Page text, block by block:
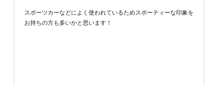
スポーツカーなどによく使われているためスポーティーな印象を
お持ちの方も多いかと思います！